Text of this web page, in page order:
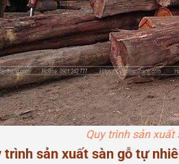
Quy trình sản
trình sản xuất sàn gỗ tự